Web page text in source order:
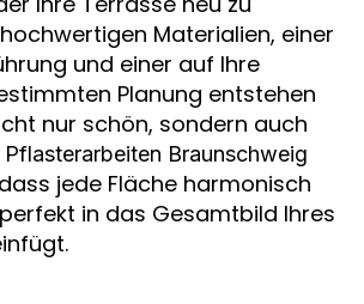
Materialien, einer
und einer auf Ihre
Planung entstehen
nur schön, sondern auch
Pflasterarbeiten Braunschweig
jede Fläche harmonisch
in das Gesamtbild Ihres